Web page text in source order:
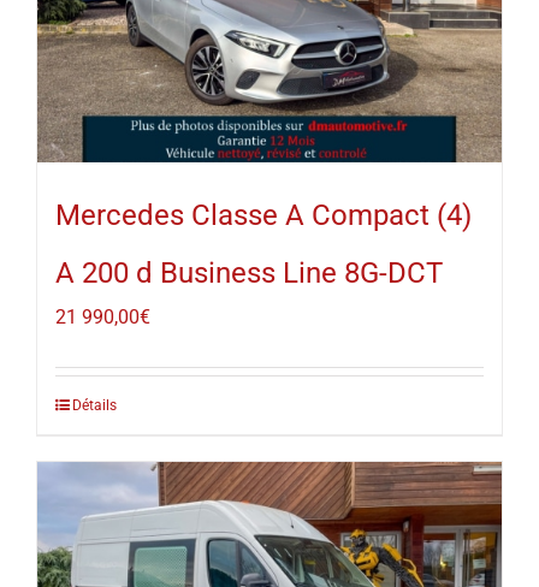
Mercedes Classe A Compact (4)
A 200 d Business Line 8G-DCT
21 990,00€
Détails